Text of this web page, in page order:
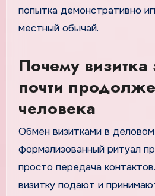
попытка демонстративно
местный обычай.
Почему
почти
человека
Обмен визитками в
формализованный ритуал
просто передача
визитку подают и